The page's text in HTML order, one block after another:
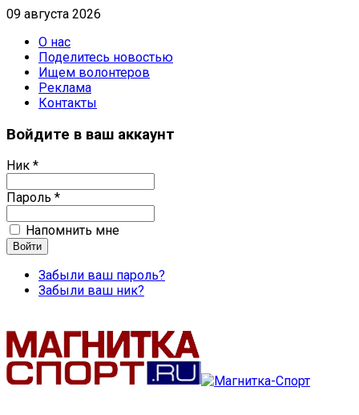
09 августа 2026
О нас
Поделитесь новостью
Ищем волонтеров
Реклама
Контакты
Войдите в ваш аккаунт
Ник *
Пароль *
Напомнить мне
Забыли ваш пароль?
Забыли ваш ник?